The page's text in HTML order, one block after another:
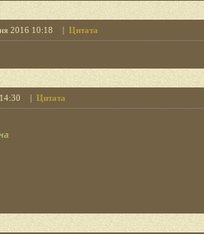
2016 10:18 | Цитата
14:30 | Цитата